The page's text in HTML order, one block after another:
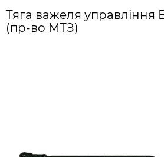
Тяга важеля управління
(пр-во МТЗ)